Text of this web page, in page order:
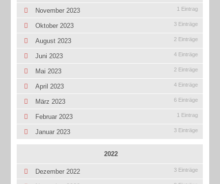
November 2023 1 Eintrag
Oktober 2023 3 Einträge
August 2023 2 Einträge
Juni 2023 4 Einträge
Mai 2023 2 Einträge
April 2023 4 Einträge
März 2023 6 Einträge
Februar 2023 1 Eintrag
Januar 2023 3 Einträge
2022
Dezember 2022 3 Einträge